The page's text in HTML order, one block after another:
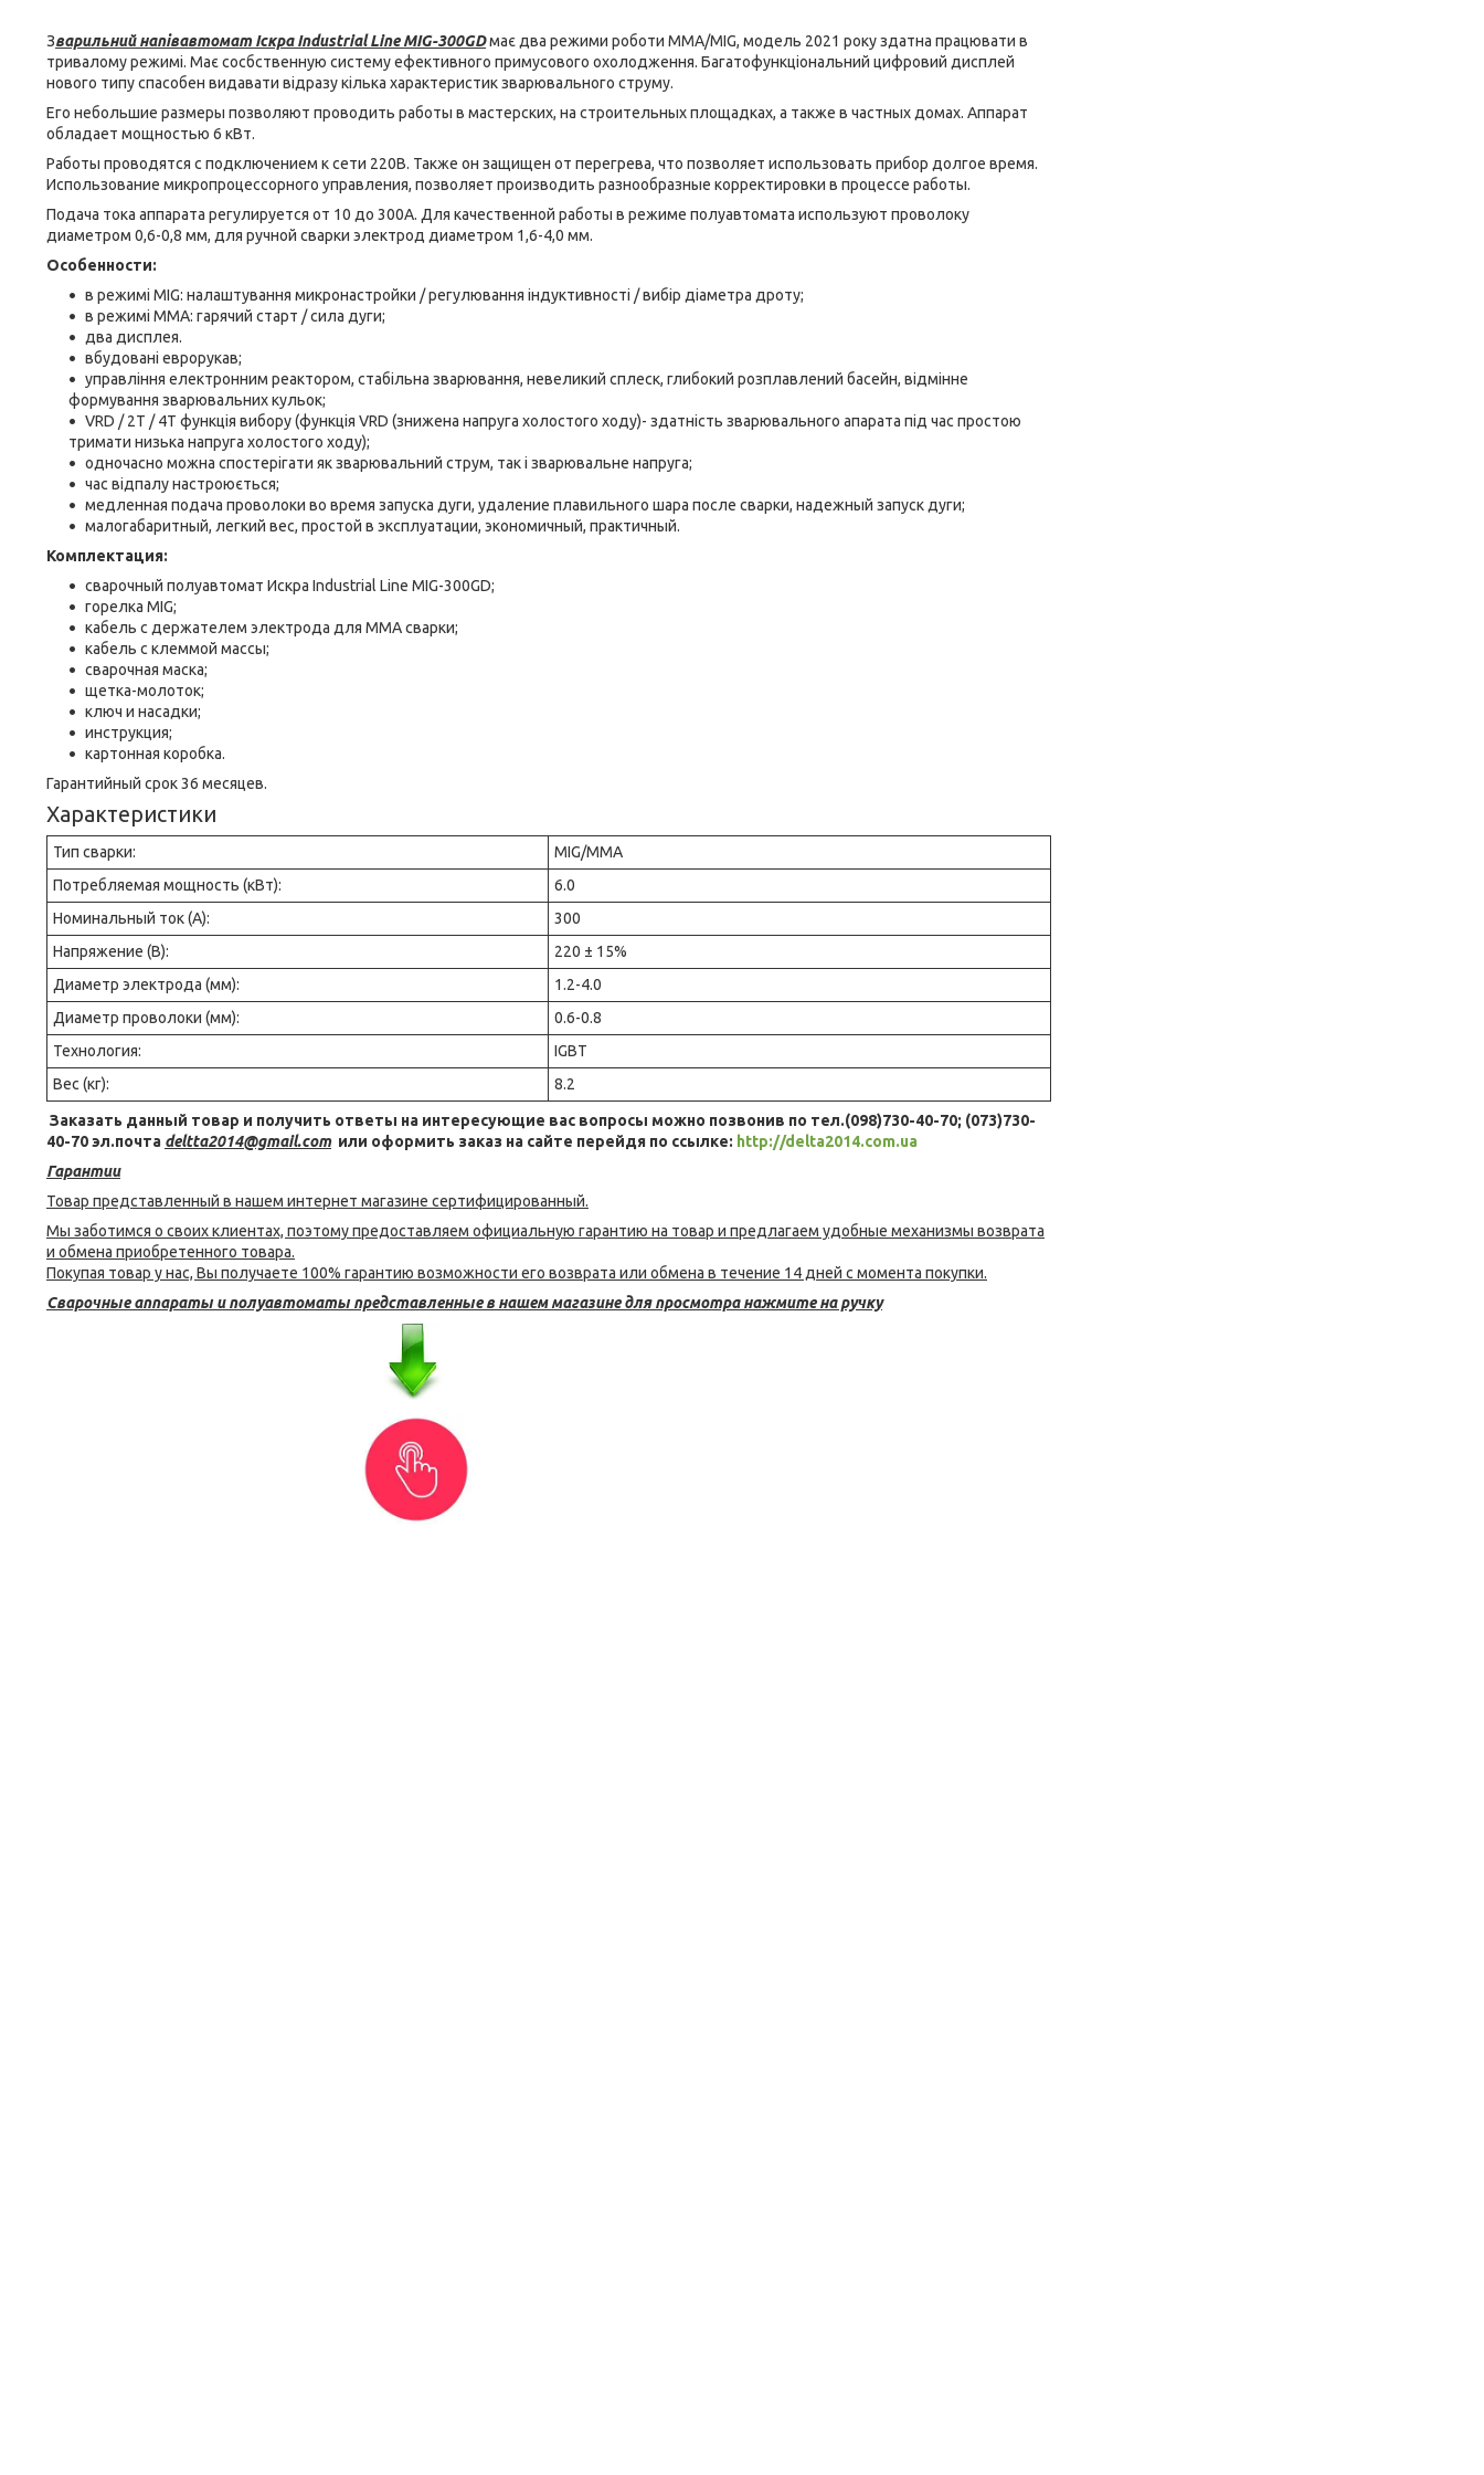
Зварильний напівавтомат Іскра Industrial Line MIG-300GDмає два режими роботи MMA/MIG, модель 2021 року здатна працювати в
тривалому режимі. Має сосбственную систему ефективного примусового охолодження. Багатофункціональний цифровий дисплей
нового типу спасобен видавати відразу кілька характеристик зварювального струму.
Его небольшие размеры позволяют проводить работы в мастерских, на строительных площадках, а также в частных домах. Аппарат
обладает мощностью 6 кВт.
Работы проводятся с подключением к сети 220В. Также он защищен от перегрева, что позволяет использовать прибор долгое время.
Использование микропроцессорного управления, позволяет производить разнообразные корректировки в процессе работы.
Подача тока аппарата регулируется от 10 до 300А. Для качественной работы в режиме полуавтомата используют проволоку
диаметром 0,6-0,8 мм, для ручной сварки электрод диаметром 1,6-4,0 мм.
Особенности:
в режимі MIG: налаштування микронастройки / регулювання індуктивності / вибір діаметра дроту;
в режимі MMA: гарячий старт / сила дуги;
два дисплея.
вбудовані еврорукав;
управління електронним реактором, стабільна зварювання, невеликий сплеск, глибокий розплавлений басейн, відмінне
формування зварювальних кульок;
VRD / 2T / 4T функція вибору (функція VRD (знижена напруга холостого ходу)- здатність зварювального апарата під час простою
тримати низька напруга холостого ходу);
одночасно можна спостерігати як зварювальний струм, так і зварювальне напруга;
час відпалу настроюється;
медленная подача проволоки во время запуска дуги, удаление плавильного шара после сварки, надежный запуск дуги;
малогабаритный, легкий вес, простой в эксплуатации, экономичный, практичный.
Комплектация:
сварочный полуавтомат Искра Industrial Line MIG-300GD;
горелка MIG;
кабель с держателем электрода для ММА сварки;
кабель с клеммой массы;
сварочная маска;
щетка-молоток;
ключ и насадки;
инструкция;
картонная коробка.
Гарантийный срок 36 месяцев.
Характеристики
Тип сварки:
MIG/MMA
Потребляемая мощность (кВт):
6.0
Номинальный ток (А):
300
Напряжение (В):
220 ± 15%
Диаметр электрода (мм):
1.2-4.0
Диаметр проволоки (мм):
0.6-0.8
Технология:
IGBT
Вес (кг):
8.2
Заказать данный товар и получить ответы на интересующие вас вопросы можно позвонив по тел.(098)730-40-70; (073)730-
40-70 эл.почта deltta2014@gmail.comили оформить заказ на сайте перейдя по ссылке: http://delta2014.com.ua
Гарантии
Товар представленный в нашем интернет магазине сертифицированный.
Мы заботимся о своих клиентах, поэтому предоставляем официальную гарантию на товар и предлагаем удобные механизмы возврата
и обмена приобретенного товара.
Покупая товар у нас, Вы получаете 100% гарантию возможности его возврата или обмена в течение 14 дней с момента покупки.
Сварочные аппараты и полуавтоматы представленные в нашем магазине для просмотра нажмите на ручку